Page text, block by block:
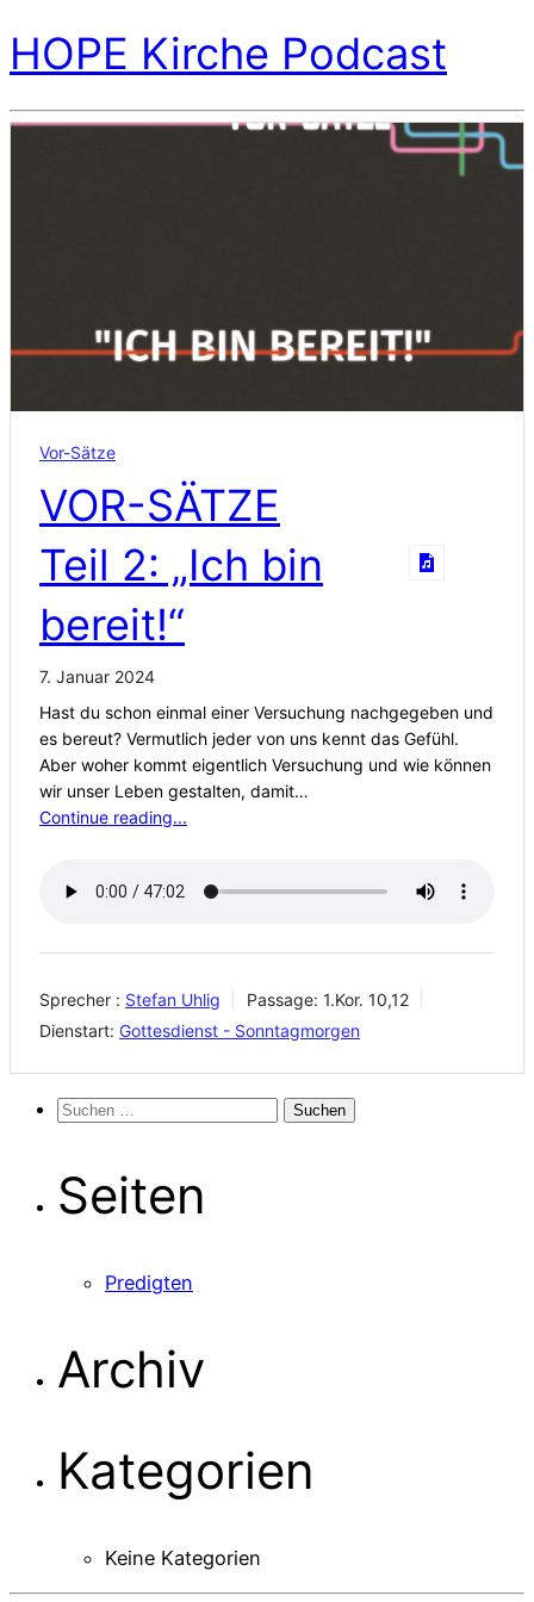
HOPE Kirche Podcast
Vor-Sätze
VOR-SÄTZE
Teil 2: „Ich bin
bereit!“
7. Januar 2024
Hast du schon einmal einer Versuchung nachgegeben und
es bereut? Vermutlich jeder von uns kennt das Gefühl.
Aber woher kommt eigentlich Versuchung und wie können
wir unser Leben gestalten, damit…
Continue reading...
Sprecher : Stefan Uhlig Passage: 1.Kor. 10,12
Dienstart: Gottesdienst - Sonntagmorgen
Suchen
Seiten
Predigten
Archiv
Kategorien
Keine Kategorien